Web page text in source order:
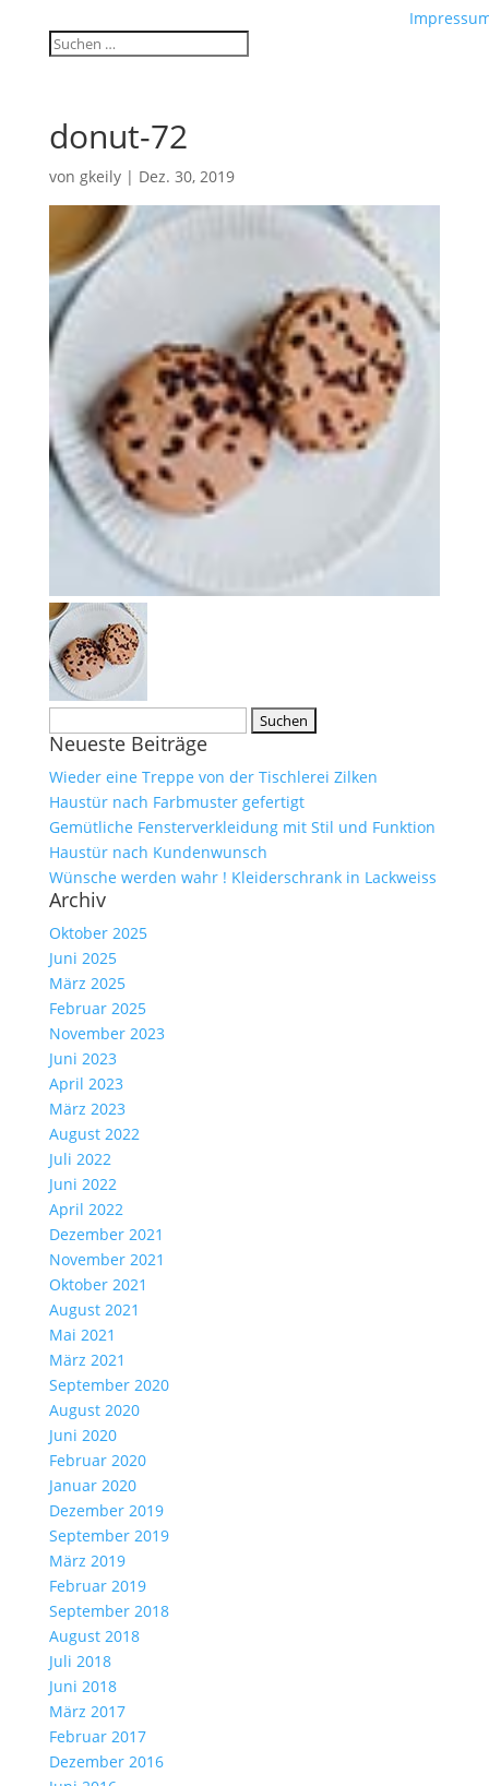
donut-72
von gkeily| Dez. 30, 2019
nach:
Neueste Beiträge
Wieder eine Treppe von der Tischlerei Zilken
Haustür nach Farbmuster gefertigt
Gemütliche Fensterverkleidung mit Stil und Funktion
Haustür nach Kundenwunsch
Wünsche werden wahr ! Kleiderschrank in Lackweiss
Archiv
Oktober 2025
Juni 2025
März 2025
Februar 2025
November 2023
Juni 2023
April 2023
März 2023
August 2022
Juli 2022
Juni 2022
April 2022
Dezember 2021
November 2021
Oktober 2021
August 2021
Mai 2021
März 2021
September 2020
August 2020
Juni 2020
Februar 2020
Januar 2020
Dezember 2019
September 2019
März 2019
Februar 2019
September 2018
August 2018
Juli 2018
Juni 2018
März 2017
Februar 2017
Dezember 2016